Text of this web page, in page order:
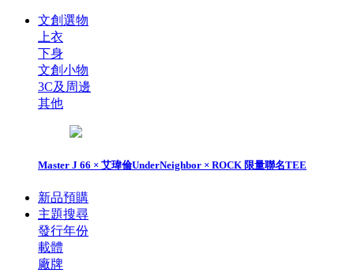
文創選物
上衣
下身
文創小物
3C及周邊
其他
Master J 66 × 艾瑋倫UnderNeighbor × ROCK 限量聯名TEE
新品預購
主題搜尋
發行年份
載體
廠牌